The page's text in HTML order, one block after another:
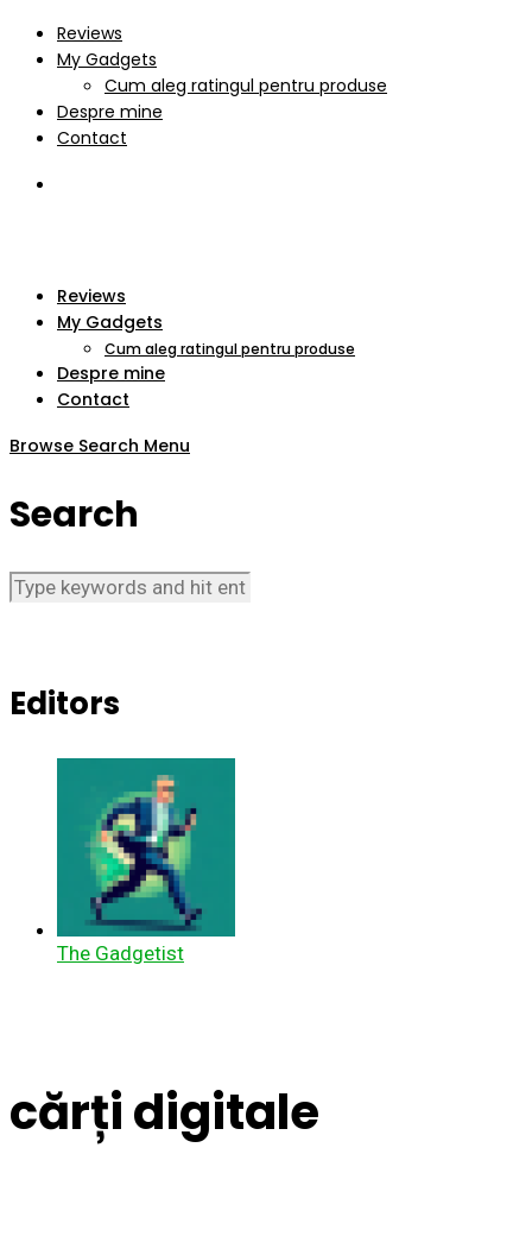
Reviews
My Gadgets
Cum aleg ratingul pentru produse
Despre mine
Contact
Reviews
My Gadgets
Cum aleg ratingul pentru produse
Despre mine
Contact
Browse Search Menu
Search
Editors
The Gadgetist
cărți digitale